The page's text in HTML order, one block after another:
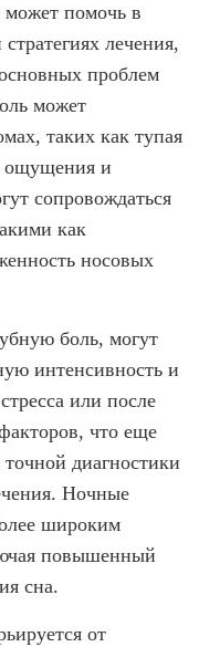
помочь в
лечения,
проблем
может
таких как тупая
ощущения и
сопровождаться
как
носовых
боль, могут
интенсивность и
или после
что еще
точной диагностики
Ночные
широким
повышенный
сна.
от